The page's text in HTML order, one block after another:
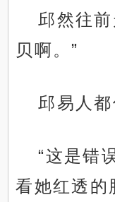
邱然往
贝啊。”
邱易人都
“这是错
看她红透的